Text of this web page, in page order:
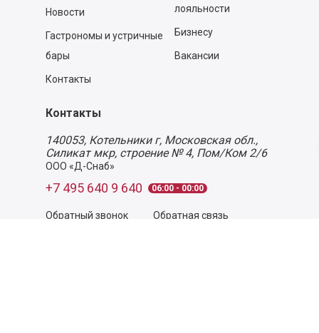
Новости
Гастрономы и устричные
бары
Контакты
лояльности
Бизнесу
Вакансии
Контакты
140053, Котельники г, Московская обл.,
Силикат мкр, строение № 4, Пом/Ком 2/6
ООО «Д-Снаб»
+7 495 640 9 640 06:00 - 00:00
Обратный звонок Обратная связь